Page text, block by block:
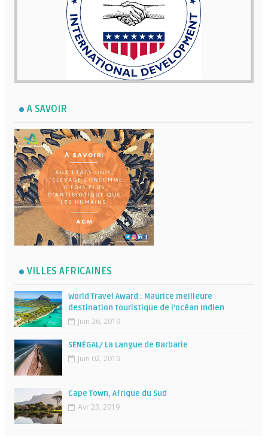
A SAVOIR
VILLES AFRICAINES
World Travel Award : Maurice meilleure
destination touristique de l’océan Indien
Juin 26, 2019
SÉNÉGAL/ La Langue de Barbarie
Juin 02, 2019
Cape Town, Afrique du Sud
Avr 23, 2019